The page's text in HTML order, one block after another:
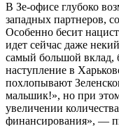
В Зе-офисе глубоко
западных партнеров,
Особенно бесит
идет сейчас даже
самый большой вклад,
наступление в
похлопывают
мальшик!», но при
увеличении
финансирования», —